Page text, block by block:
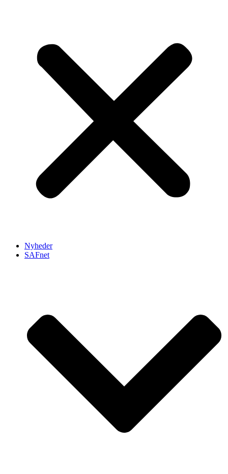
Nyheder
SAFnet